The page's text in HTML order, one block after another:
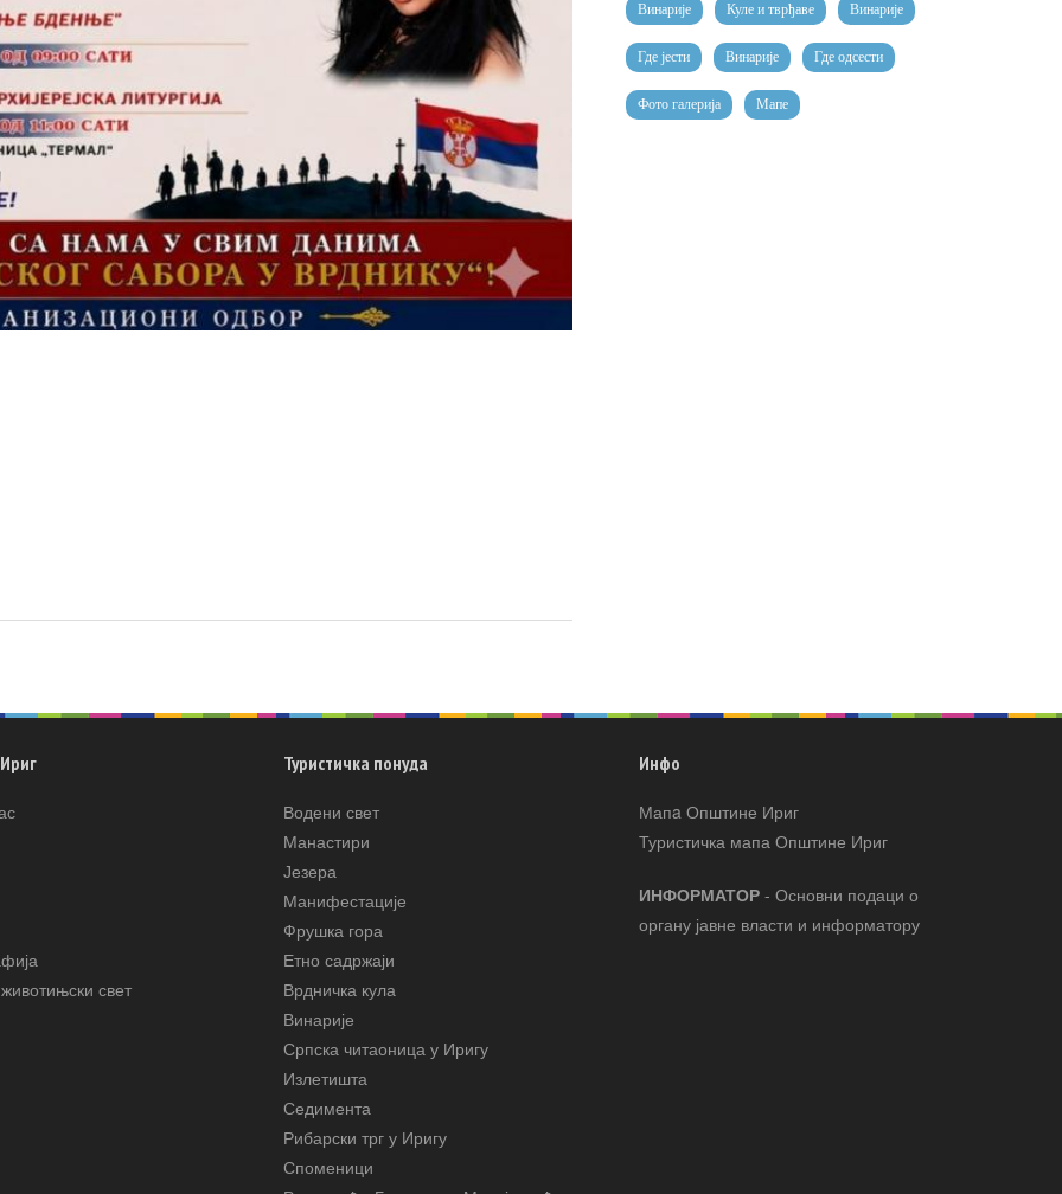
Винарије Куле и тврђаве Винарије
Где јести Винарије Где одсести
Фото галерија Мапе
свет
Туристичка понуда
Водени свет
Манастири
Језера
Манифестације
Фрушка гора
Етно садржаји
Врдничка кула
Винарије
Српска читаоница у Иригу
Излетишта
Седимента
Рибарски трг у Иригу
Споменици
Инфо
Мапa Општине Ириг
Туристичка мапа Општине Ириг
ИНФОРМАТОР - Основни подаци о
органу јавне власти и информатору